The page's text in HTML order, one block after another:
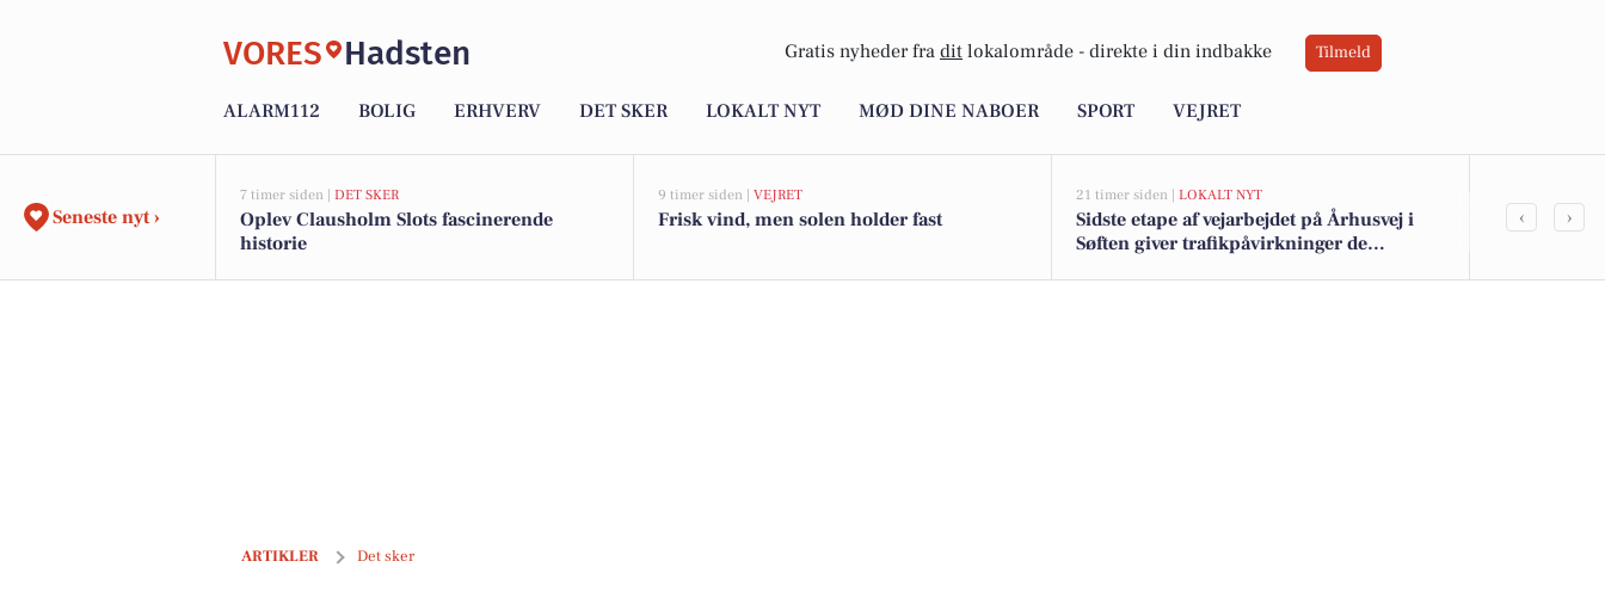
VORES Hadsten Gratis nyheder fra dit lokalområde - direkte i din indbakke Tilmeld
ALARM112 BOLIG ERHVERV DET SKER LOKALT NYT MØD DINE NABOER SPORT VEJRET
Seneste nyt ›
7 timer siden | DET SKER
Oplev Clausholm Slots fascinerende
historie
9 timer siden | VEJRET
Frisk vind, men solen holder fast
21 timer siden | LOKALT NYT
Sidste etape af vejarbejdet på Århusvej i
Søften giver trafikpåvirkninger de
Savner du
‹ ›
ARTIKLER Det sker
Oplev U13-træning og Spider-Man-visning i Hadsten i den kommende uge